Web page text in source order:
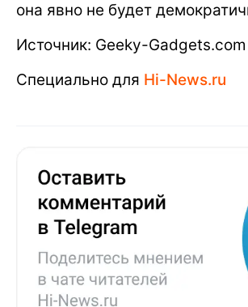
она явно не будет
Источник: Geeky-Gadgets.com
Специально для Hi-News.ru